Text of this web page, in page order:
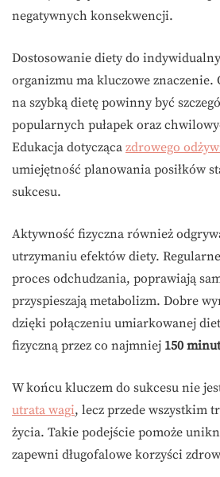
negatywnych konsekwencji.
Dostosowanie diety do
organizmu ma kluczowe znaczenie.
na szybką dietę powinny być
popularnych pułapek oraz
Edukacja dotycząca zdrowego
umiejętność planowania posiłków
sukcesu.
Aktywność fizyczna również
utrzymaniu efektów diety.
proces odchudzania, poprawiają
przyspieszają metabolizm. Dobre
dzięki połączeniu umiarkowanej
fizyczną przez co najmniej 150
W końcu kluczem do sukcesu nie
utrata wagi, lecz przede wszystkim
życia. Takie podejście pomoże
zapewni długofalowe korzyści